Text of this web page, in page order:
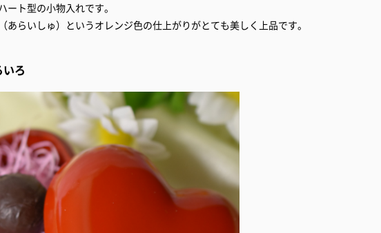
ート型の小物入れです。
あらいしゅ）というオレンジ色の仕上がりがとても美しく上品です。
ろ